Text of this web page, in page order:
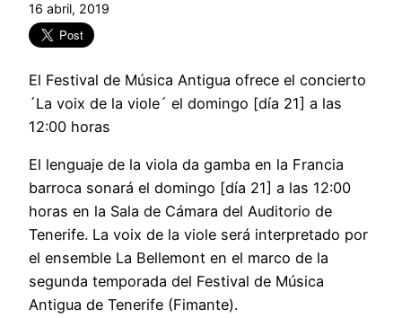
16 abril, 2019
El Festival de Música Antigua ofrece el concierto
´La voix de la viole´ el domingo [día 21] a las
12:00 horas
El lenguaje de la viola da gamba en la Francia
barroca sonará el domingo [día 21] a las 12:00
horas en la Sala de Cámara del Auditorio de
Tenerife. La voix de la viole será interpretado por
el ensemble La Bellemont en el marco de la
segunda temporada del Festival de Música
Antigua de Tenerife (Fimante).